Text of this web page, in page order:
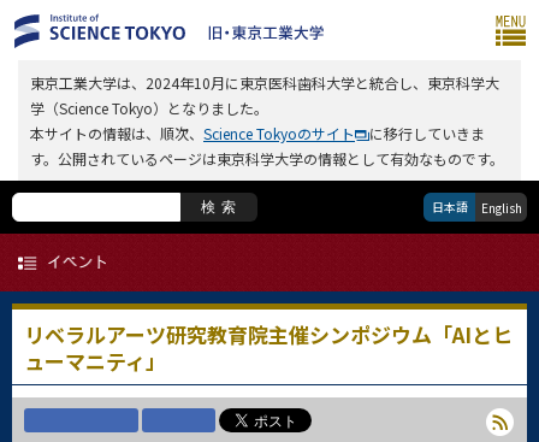
東京工業大学は、2024年10月に東京医科歯科大学と統合し、東京科学大
学（Science Tokyo）となりました。
本サイトの情報は、順次、 Science Tokyoのサイト
に移行していきま
す。公開されているページは東京科学大学の情報として有効なものです。
検索 日本語 English
リベラルアーツ研究教育院主催シンポジウム「AIとヒ
ューマニティ」